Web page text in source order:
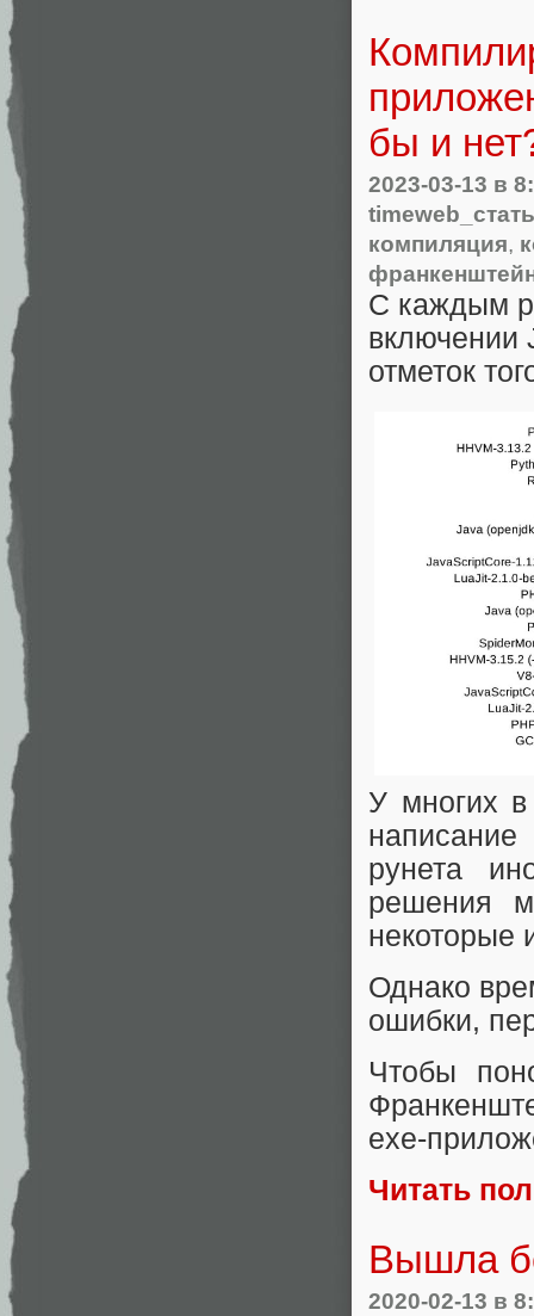
бы и
2023-03-13 в
компиляция,
С каждым
включении
отметок
У многих
рунета
решения
некоторые
Однако
ошибки,
Чтобы
exe-
Читать
Вышла
2020-02-13 в